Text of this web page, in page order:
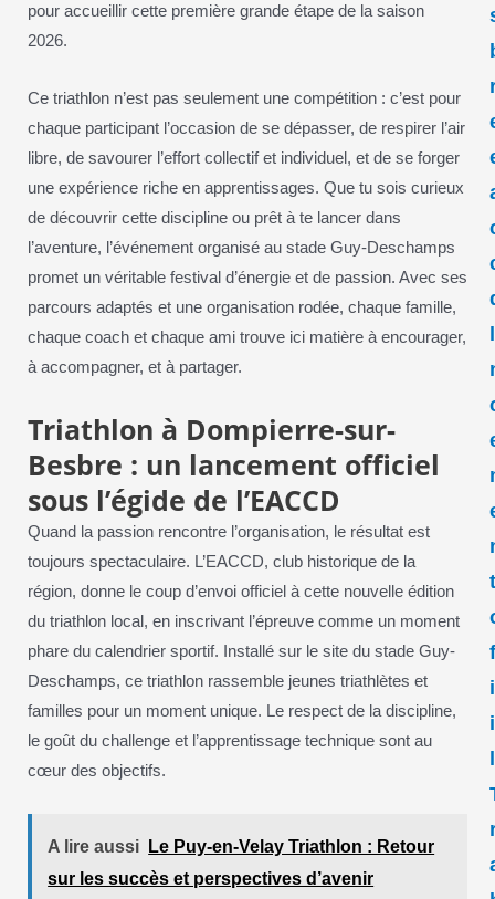
pour accueillir cette première grande étape de la saison
2026.
Ce triathlon n’est pas seulement une compétition : c’est pour
chaque participant l’occasion de se dépasser, de respirer l’air
libre, de savourer l’effort collectif et individuel, et de se forger
une expérience riche en apprentissages. Que tu sois curieux
de découvrir cette discipline ou prêt à te lancer dans
l’aventure, l’événement organisé au stade Guy-Deschamps
promet un véritable festival d’énergie et de passion. Avec ses
parcours adaptés et une organisation rodée, chaque famille,
chaque coach et chaque ami trouve ici matière à encourager,
à accompagner, et à partager.
Triathlon à Dompierre-sur-
Besbre : un lancement officiel
sous l’égide de l’EACCD
Quand la passion rencontre l’organisation, le résultat est
toujours spectaculaire. L’EACCD, club historique de la
région, donne le coup d’envoi officiel à cette nouvelle édition
du triathlon local, en inscrivant l’épreuve comme un moment
phare du calendrier sportif. Installé sur le site du stade Guy-
Deschamps, ce triathlon rassemble jeunes triathlètes et
familles pour un moment unique. Le respect de la discipline,
le goût du challenge et l’apprentissage technique sont au
cœur des objectifs.
A lire aussi
Le Puy-en-Velay Triathlon : Retour
sur les succès et perspectives d’avenir
l